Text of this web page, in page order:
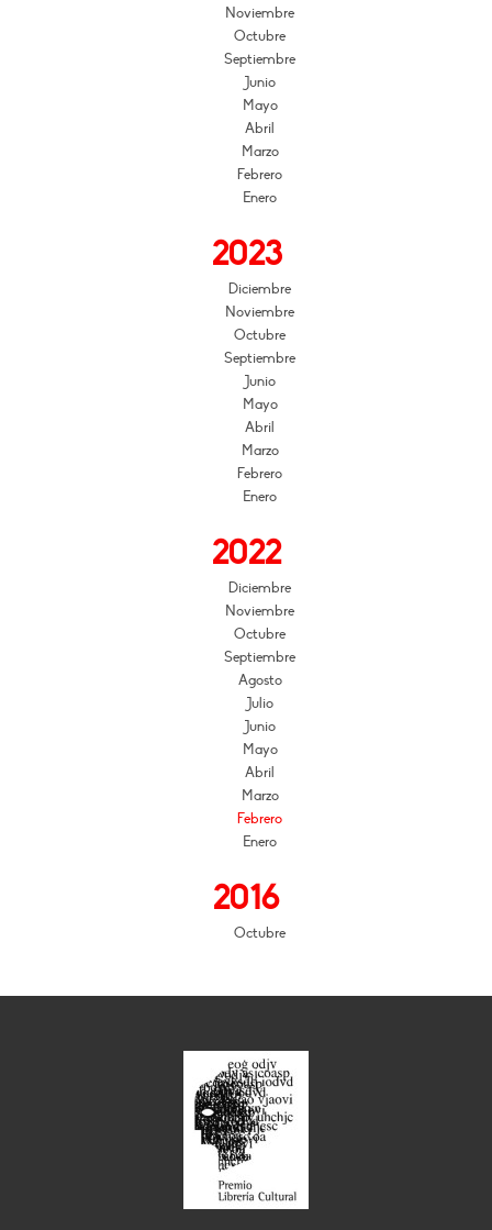
Noviembre
Octubre
Septiembre
Junio
Mayo
Abril
Marzo
Febrero
Enero
2023
Diciembre
Noviembre
Octubre
Septiembre
Junio
Mayo
Abril
Marzo
Febrero
Enero
2022
Diciembre
Noviembre
Octubre
Septiembre
Agosto
Julio
Junio
Mayo
Abril
Marzo
Febrero
Enero
2016
Octubre